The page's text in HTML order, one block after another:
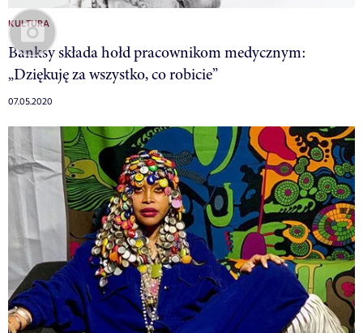
KULTURA
Banksy składa hołd pracownikom medycznym:
„Dziękuję za wszystko, co robicie”
07.05.2020